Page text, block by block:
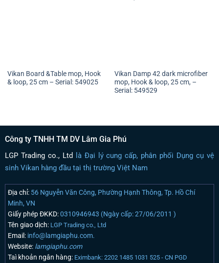
Vikan Board &Table mop, Hook
& loop, 25 cm – Serial: 549025
Vikan Damp 42 dark microfiber
mop, Hook & loop, 25 cm, –
Serial: 549529
Công ty TNHH TM DV Lâm Gia Phú
LGP Trading co., Ltd là Đại lý cung cấp, phân phối Dụng cụ vệ
sinh Vikan hàng đầu tại thị trường Việt Nam
Địa chỉ:56 Nguyễn Văn Công, Phường Hạnh Thông, Tp. Hồ Chí
Minh, VN
Giấy phép ĐKKD:0310946943 (Ngày cấp: 27/06/2011 )
Tên giao dịch: LGP Trading co., Ltd
Email:info@lamgiaphu.com.
Website:lamgiaphu.com
Taì khoản ngân hàng: Eximbank: 2202 1485 1031 525 - CN PGD